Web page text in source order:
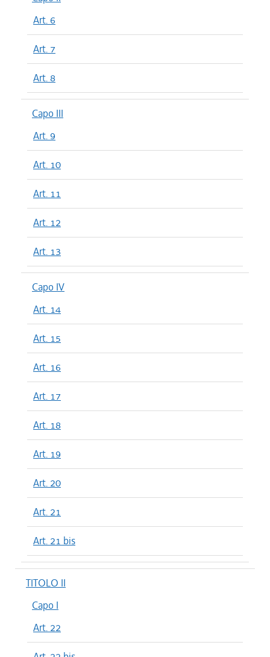
Art. 6
Art. 7
Art. 8
Capo III
Art. 9
Art. 10
Art. 11
Art. 12
Art. 13
Capo IV
Art. 14
Art. 15
Art. 16
Art. 17
Art. 18
Art. 19
Art. 20
Art. 21
Art. 21 bis
TITOLO II
Capo I
Art. 22